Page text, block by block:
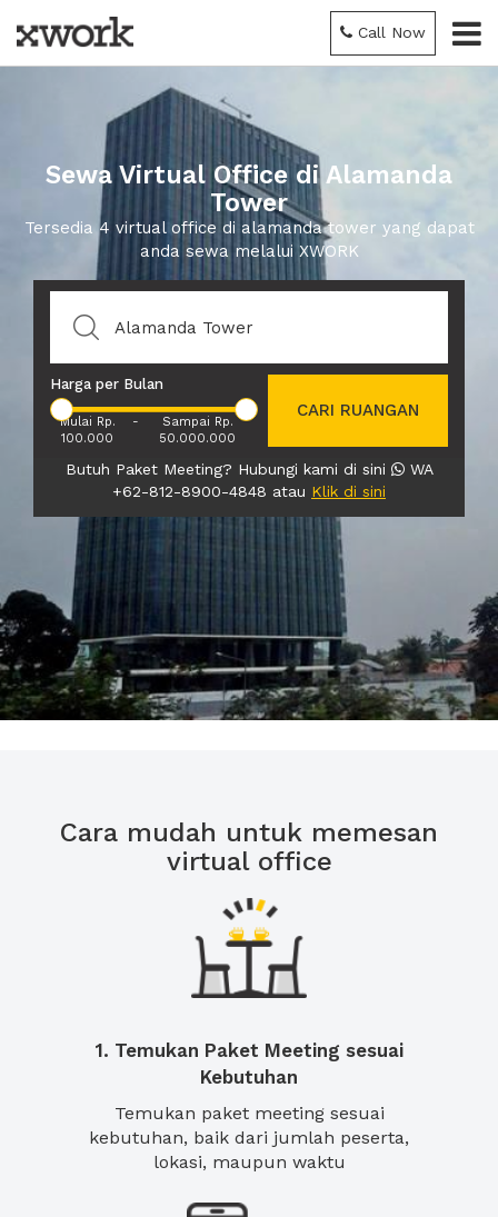
Call Now
Sewa Virtual Office di Alamanda
Tower
Tersedia 4 virtual office di alamanda tower yang dapat
anda sewa melalui XWORK
Harga per Bulan
Mulai Rp.
100.000
-
Sampai Rp.
50.000.000
CARI RUANGAN
Butuh Paket Meeting? Hubungi kami di sini
WA
+62-812-8900-4848 atau Klik di sini
Cara mudah untuk memesan
virtual office
1. Temukan Paket Meeting sesuai
Kebutuhan
Temukan paket meeting sesuai
kebutuhan, baik dari jumlah peserta,
lokasi, maupun waktu